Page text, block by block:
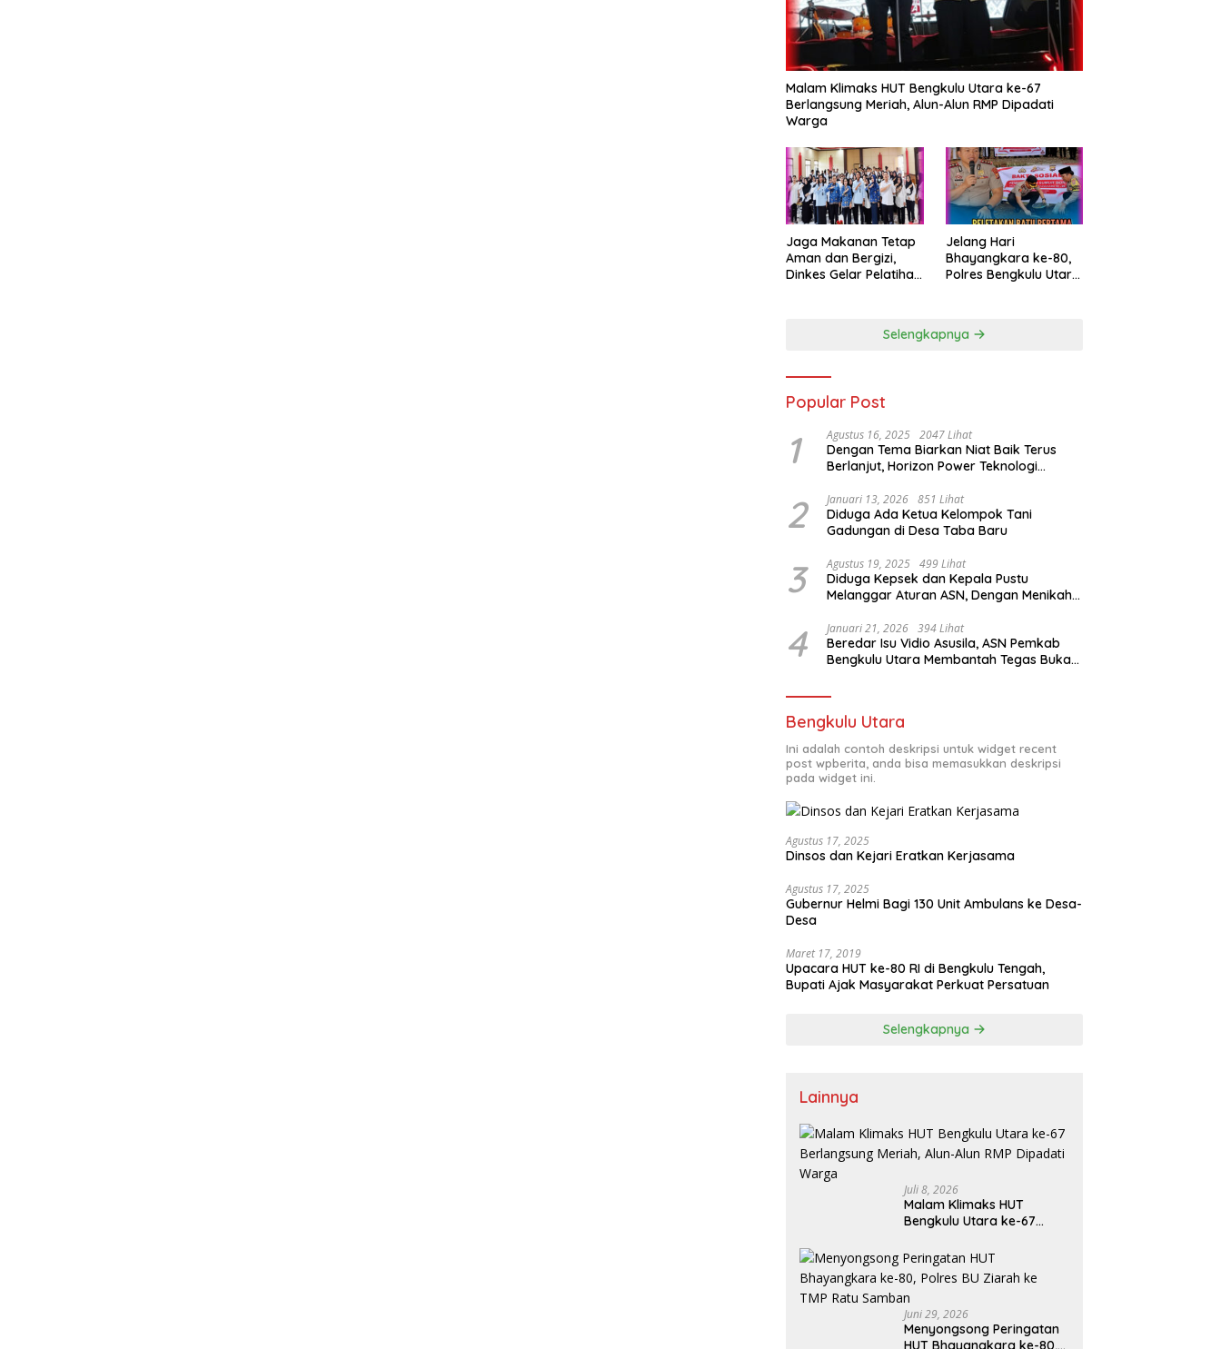
Malam Klimaks HUT Bengkulu Utara ke-67
Berlangsung Meriah, Alun-Alun RMP Dipadati
Warga
Jaga Makanan Tetap
Aman dan Bergizi,
Dinkes Gelar Pelatihan
Jelang Hari
Bhayangkara ke-80,
Polres Bengkulu Utara
Selengkapnya
Popular Post
1 Agustus 16, 2025 2047 Lihat
Dengan Tema Biarkan Niat Baik Terus
Berlanjut, Horizon Power Teknologi
2 Januari 13, 2026 851 Lihat
Diduga Ada Ketua Kelompok Tani
Gadungan di Desa Taba Baru
3 Agustus 19, 2025 499 Lihat
Diduga Kepsek dan Kepala Pustu
Melanggar Aturan ASN, Dengan Menikah
4 Januari 21, 2026 394 Lihat
Beredar Isu Vidio Asusila, ASN Pemkab
Bengkulu Utara Membantah Tegas Bukan
Bengkulu Utara
Ini adalah contoh deskripsi untuk widget recent
post wpberita, anda bisa memasukkan deskripsi
pada widget ini.
Agustus 17, 2025
Dinsos dan Kejari Eratkan Kerjasama
Agustus 17, 2025
Gubernur Helmi Bagi 130 Unit Ambulans ke Desa-
Desa
Maret 17, 2019
Upacara HUT ke-80 RI di Bengkulu Tengah,
Bupati Ajak Masyarakat Perkuat Persatuan
Selengkapnya
Lainnya
Juli 8, 2026
Malam Klimaks HUT
Bengkulu Utara ke-67
Alun RMP Dipadati Warga
Juni 29, 2026
Menyongsong Peringatan
HUT Bhayangkara ke-80,